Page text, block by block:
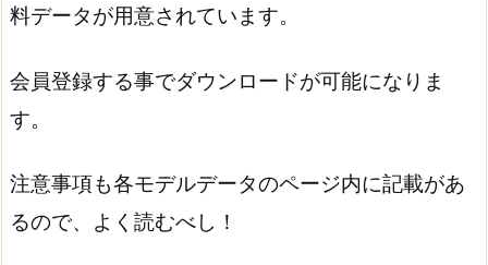
料データが用意されています。
会員登録する事でダウンロードが可能になりま
す。
注意事項も各モデルデータのページ内に記載があ
るので、よく読むべし！